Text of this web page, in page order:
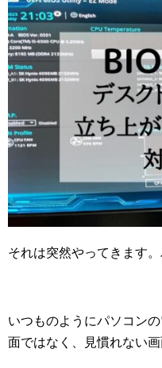
それは突然やってきます
いつものようにパソコン
面ではなく、見慣れない